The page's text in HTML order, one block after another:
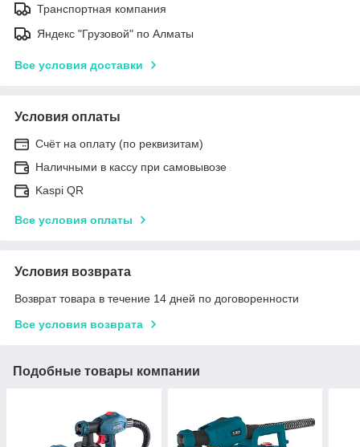
Транспортная компания
Яндекс "Грузовой" по Алматы
Все условия доставки
Условия оплаты
Счёт на оплату (по реквизитам)
Наличными в кассу при самовывозе
Kaspi QR
Все условия оплаты
Условия возврата
Возврат товара в течение 14 дней по договоренности
Все условия возврата
Подобные товары компании